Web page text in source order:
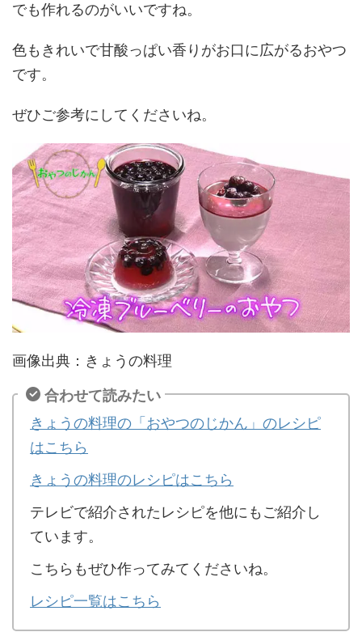
でも作れるのがいいですね。
色もきれいで甘酸っぱい香りがお口に広がるおやつ
です。
ぜひご参考にしてくださいね。
画像出典：きょうの料理
合わせて読みたい
きょうの料理の「おやつのじかん」のレシピ
はこちら
きょうの料理のレシピはこちら
テレビで紹介されたレシピを他にもご紹介し
ています。
こちらもぜひ作ってみてくださいね。
レシピ一覧はこちら